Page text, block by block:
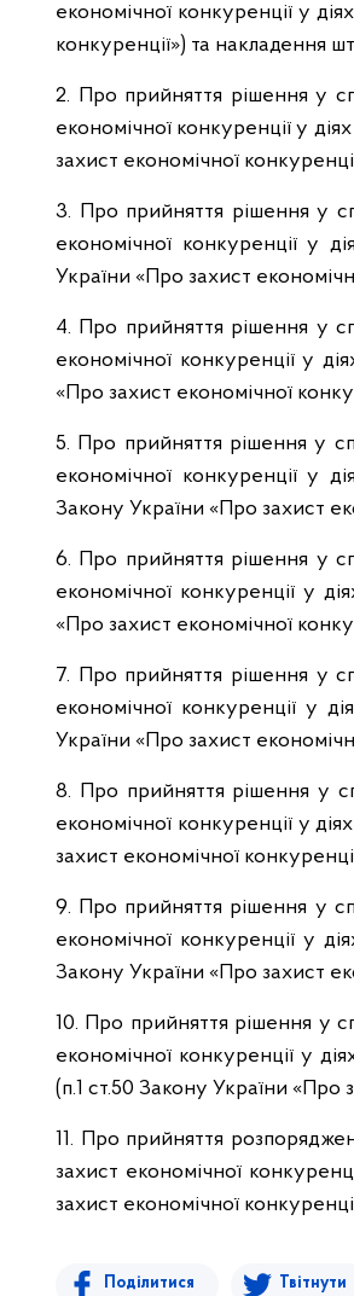
економічної конкуренції у
конкуренції») та накладення
2. Про прийняття рішення у
економічної конкуренції у
захист економічної
3. Про прийняття рішення у
економічної конкуренції у
України «Про захист
4. Про прийняття рішення у
економічної конкуренції у
«Про захист економічної
5. Про прийняття рішення у
економічної конкуренції у
Закону України «Про захист
6. Про прийняття рішення у
економічної конкуренції у
«Про захист економічної
7. Про прийняття рішення у
економічної конкуренції у
України «Про захист
8. Про прийняття рішення у
економічної конкуренції у
захист економічної
9. Про прийняття рішення у
економічної конкуренції у
Закону України «Про захист
10. Про прийняття рішення у
економічної конкуренції
(п.1 ст.50 Закону України «Про
11. Про прийняття
захист економічної
захист економічної
Поділитися Твітнути